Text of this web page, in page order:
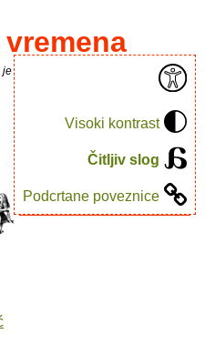
Visoki kontrast
Čitljiv slog
Podcrtane poveznice
puno knjiga.